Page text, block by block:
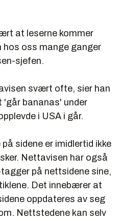
at leserne kommer
hos oss mange ganger
sjefen.
svært ofte, sier han
'går bananas' under
i USA i går.
sidene er imidlertid ikke
Nettavisen har også
på nettsidene sine,
Det innebærer at
oppdateres av seg
Nettstedene kan selv